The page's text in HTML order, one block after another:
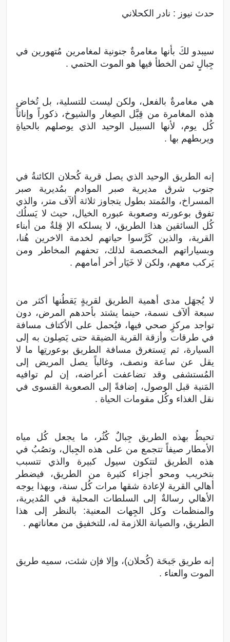
حدث نيوز : نادر الكحلاني
سيبدو لكَ بأنها مغامرةٌ جنونية لمغامرين مُتهورين في
جِبالٍ ثمن الخطأ فيها هو الموت الحتمي .
هي مغامرةٌ بالفعل، ولكن ليست للتسلية، بل تُخاض
هذه المغامرة من قِبَّل الصِغار والشيوخ، ذكوراً وإناثاً
كُل يوم، لأنها السبيل الوحيد الذي يوصلهم بالحياةِ
ويربطهم بها .
إنه الطريق الوحيد الذي يصل قرية كُحلان الكائنةُ في
جنوب شرق مديرية صبر الموادم بمُديرية صبر
المسراخ، والمُمتد بطول يتجاوز ثلاثة ألآف متر، والذي
تفوق بوعورته وصعوبة عبوره الخيال، حيث لا يَسلُك
كُل السائقين هذا الطريق، لا يسلكه الإ قِلةٌ من أبناء
القرية، والذين كَرَّسوا حياتهم لخدمة الاخرين هُنا،
وبسياراتهم المخصصة لذلك، تحفهم المخاطر ومن
يَركب معهم، ولكن لا خَيَار أخر أمامهم .
لا يُجهَل مدى أهمية الطريق لقريةٍ يَقطُنها أكثر من
سبعة ألآف نسمة، حينما يشتد بأحدهم المرض، دون
تواجد مركزٍ صحي فيها، فيُحمل على الأكتاف مسافة
في طرقات وأزقة القرية الضيقة حتى يَصِلون به إلى
السيارة، ثم تِستغرق مسافة الطريق بوعورتِها ما لا
يقل عن ساعة ونصف، وغالباً يصل المريض إلى
المُستشفى وقد تضاعفت أعراضه، إن لم توافيه
المَنية قبل الوصول، إضافةً إلى الصعوبة القسوى في
نقل الغذاء وكُل مقومات الحياة .
تحيطُ بهذه الطريق جِبالٌ كُثُر، ما يجعل كُل مياه
الأمطار صيفاً تتجمع من على هذه الجِبال، وتصُبُ في
هذه الطريق لتتكون سيول كبيرة والذي تتسبب
بتخريب ومحو أجزاء كثيرة من الطريق، فيضطر
أهالي القرية لإعادة شقها مرات كُل سنة، وبهذا يوجه
الأهالي رسالةٌ إلى السلطات المحلية في المُديرية،
والمنظمات وكل الجِهات المعنية: بالنظر إلى هذا
الطريق، والصيانة اللازمة له، للتخفيق من معاناتهم .
إنه طريق جَبحَة (كُحلان)، وإلا فإن شئت، سميه طريق
الموت والعناء .